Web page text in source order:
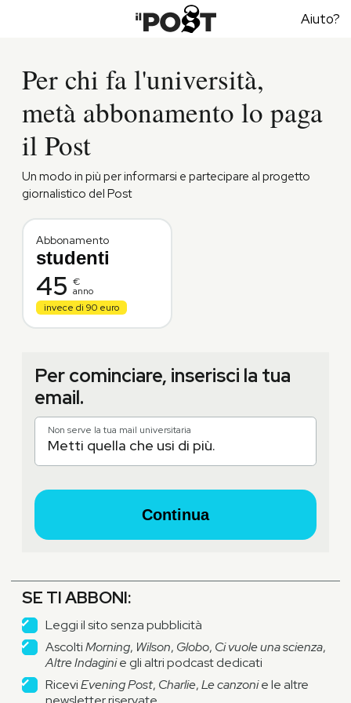
Aiuto?
Per chi fa l'università,
metà abbonamento lo paga
il Post
Un modo in più per informarsi e partecipare al progetto
giornalistico del Post
Abbonamento
studenti
45 €
anno
invece di 90 euro
Per cominciare, inserisci la tua
email.
Non serve la tua mail universitaria
Continua
SE TI ABBONI:
Leggi il sito senza pubblicità
AscoltiMorning, Wilson, Globo, Ci vuole una scienza,
Altre Indaginie gli altri podcast dedicati
RiceviEvening Post, Charlie,Le canzonie le altre